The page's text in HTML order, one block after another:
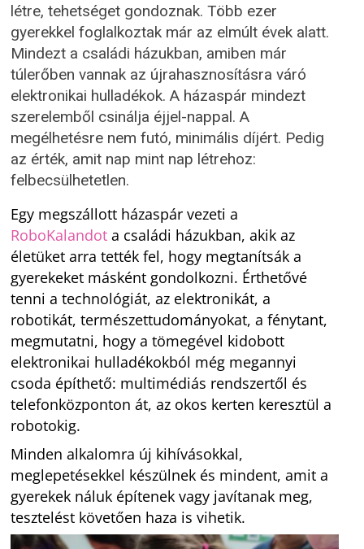
létre, tehetséget gondoznak. Több ezer
gyerekkel foglalkoztak már az elmúlt évek alatt.
Mindezt a családi házukban, amiben már
túlerőben vannak az újrahasznosításra váró
elektronikai hulladékok. A házaspár mindezt
szerelemből csinálja éjjel-nappal. A
megélhetésre nem futó, minimális díjért. Pedig
az érték, amit nap mint nap létrehoz:
felbecsülhetetlen.
Egy megszállott házaspár vezeti a
RoboKalandot a családi házukban, akik az
életüket arra tették fel, hogy megtanítsák a
gyerekeket másként gondolkozni. Érthetővé
tenni a technológiát, az elektronikát, a
robotikát, természettudományokat, a fénytant,
megmutatni, hogy a tömegével kidobott
elektronikai hulladékokból még megannyi
csoda építhető: multimédiás rendszertől és
telefonközponton át, az okos kerten keresztül a
robotokig.
Minden alkalomra új kihívásokkal,
meglepetésekkel készülnek és mindent, amit a
gyerekek náluk építenek vagy javítanak meg,
tesztelést követően haza is vihetik.